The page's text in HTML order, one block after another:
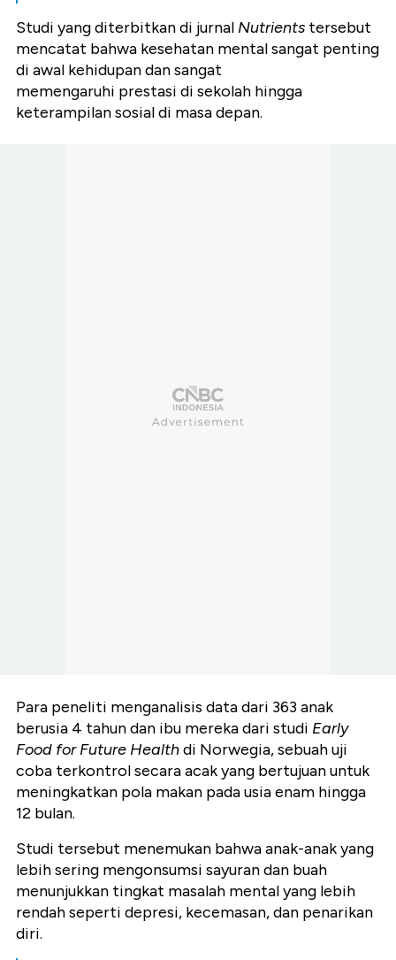
Studi yang diterbitkan di jurnal Nutrients tersebut
mencatat bahwa kesehatan mental sangat penting
di awal kehidupan dan sangat
memengaruhi prestasi di sekolah hingga
keterampilan sosial di masa depan.
Para peneliti menganalisis data dari 363 anak
berusia 4 tahun dan ibu mereka dari studi Early
Food for Future Healthdi Norwegia, sebuah uji
coba terkontrol secara acak yang bertujuan untuk
meningkatkan pola makan pada usia enam hingga
12 bulan.
Studi tersebut menemukan bahwa anak-anak yang
lebih sering mengonsumsi sayuran dan buah
menunjukkan tingkat masalah mental yang lebih
rendah seperti depresi, kecemasan, dan penarikan
diri.